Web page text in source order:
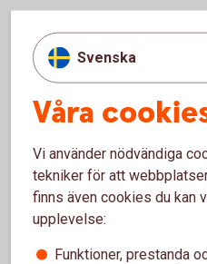
underliggande tillgång som
utvecklingen av
när du köper och säljer så
förvaltningsavgift som vid en
För- och
utan hävstång
Svenska
Våra
Vi använder nödvändiga
tekniker för att
finns även cookies du kan
upplevelse:
Funktioner, prestanda